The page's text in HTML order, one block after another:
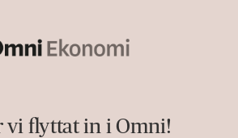
vi flyttat in i Omni!